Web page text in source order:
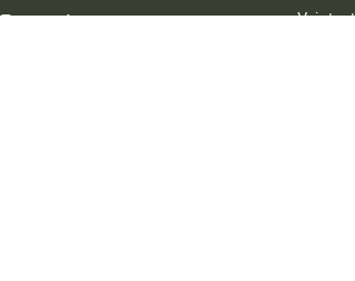
Posts récents Voir tout